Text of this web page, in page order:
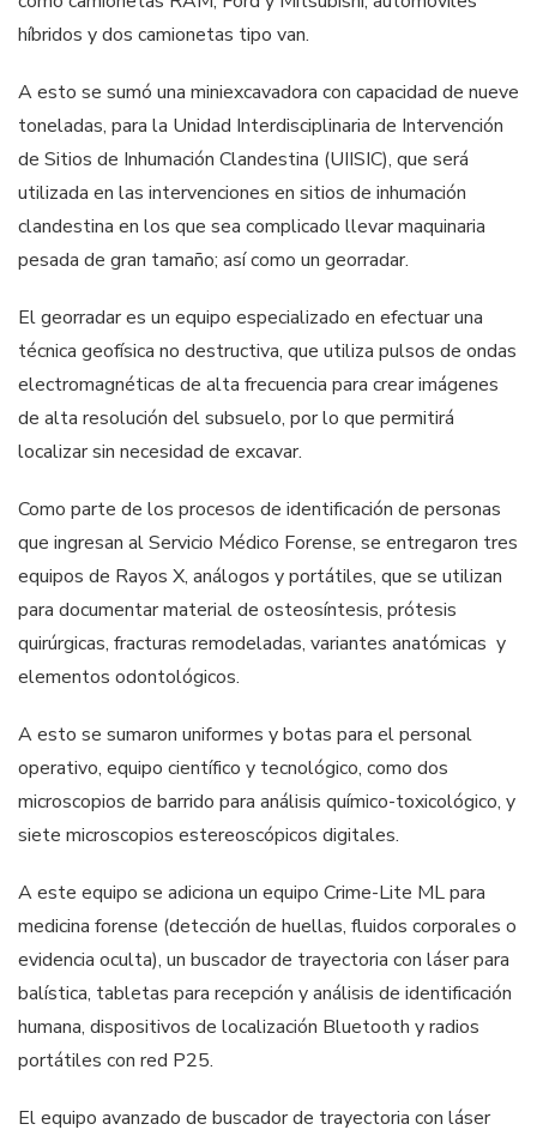
híbridos y dos camionetas tipo van.
A esto se sumó una miniexcavadora con capacidad de nueve
toneladas, para la Unidad Interdisciplinaria de Intervención
de Sitios de Inhumación Clandestina (UIISIC), que será
utilizada en las intervenciones en sitios de inhumación
clandestina en los que sea complicado llevar maquinaria
pesada de gran tamaño; así como un georradar.
El georradar es un equipo especializado en efectuar una
técnica geofísica no destructiva, que utiliza pulsos de ondas
electromagnéticas de alta frecuencia para crear imágenes
de alta resolución del subsuelo, por lo que permitirá
localizar sin necesidad de excavar.
Como parte de los procesos de identificación de personas
que ingresan al Servicio Médico Forense, se entregaron tres
equipos de Rayos X, análogos y portátiles, que se utilizan
para documentar material de osteosíntesis, prótesis
quirúrgicas, fracturas remodeladas, variantes anatómicas y
elementos odontológicos.
A esto se sumaron uniformes y botas para el personal
operativo, equipo científico y tecnológico, como dos
microscopios de barrido para análisis químico-toxicológico, y
siete microscopios estereoscópicos digitales.
A este equipo se adiciona un equipo Crime-Lite ML para
medicina forense (detección de huellas, fluidos corporales o
evidencia oculta), un buscador de trayectoria con láser para
balística, tabletas para recepción y análisis de identificación
humana, dispositivos de localización Bluetooth y radios
portátiles con red P25.
El equipo avanzado de buscador de trayectoria con láser